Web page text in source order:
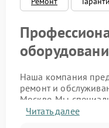
Наша компания
ремонт и
Москве. Мы
источников
Читать далее